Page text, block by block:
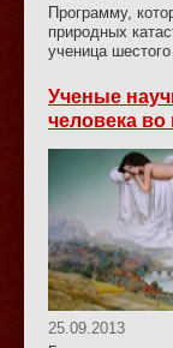
Программу,
природных
ученица
Ученые
человека во
25.09.2013